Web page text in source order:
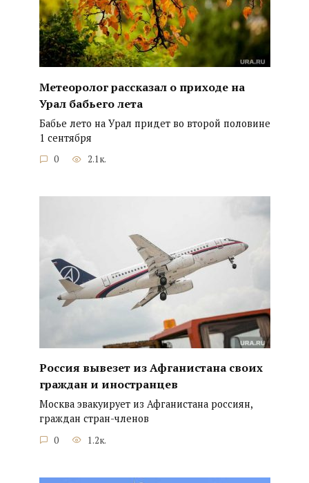
Метеоролог рассказал о приходе на
Урал бабьего лета
Бабье лето на Урал придет во второй половине
1 сентября
0 2.1к.
Россия вывезет из Афганистана своих
граждан и иностранцев
Москва эвакуирует из Афганистана россиян,
граждан стран-членов
0 1.2к.